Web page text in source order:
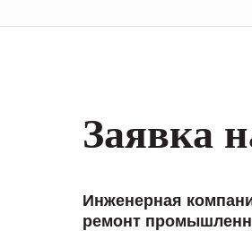
Заявка
Инженерная
ремонт